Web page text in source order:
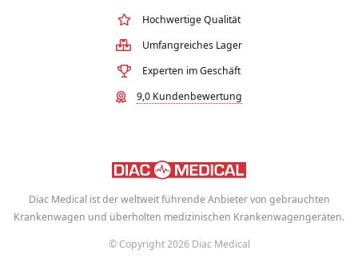
Hochwertige Qualität
Umfangreiches Lager
Experten im Geschäft
9,0 Kundenbewertung
Diac Medical ist der weltweit führende Anbieter von gebrauchten
Krankenwagen und überholten medizinischen Krankenwagengeräten.
© Copyright 2026 Diac Medical